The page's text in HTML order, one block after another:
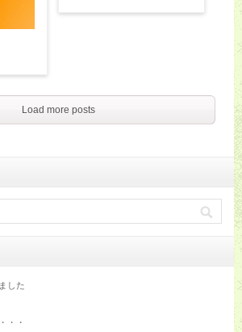
Load more posts
した
・・